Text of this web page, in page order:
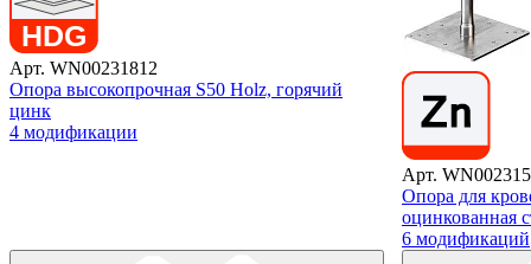
Арт. WN00231812
Опора высокопрочная S50 Holz, горячий
цинк
4 модификации
Арт.
Опора для
оцинкованная
6 модификаций